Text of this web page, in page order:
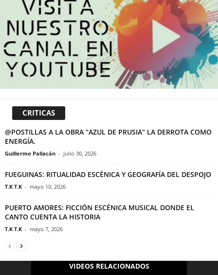
CRITICAS
@POSTILLAS A LA OBRA “AZUL DE PRUSIA” LA DERROTA COMO
ENERGÍA.
Guillermo Pallacán - julio 30, 2026
FUEGUINAS: RITUALIDAD ESCÉNICA Y GEOGRAFÍA DEL DESPOJO
T.K T.K - mayo 10, 2026
PUERTO AMORES: FICCIÓN ESCÉNICA MUSICAL DONDE EL
CANTO CUENTA LA HISTORIA
T.K T.K - mayo 7, 2026
VIDEOS RELACIONADOS